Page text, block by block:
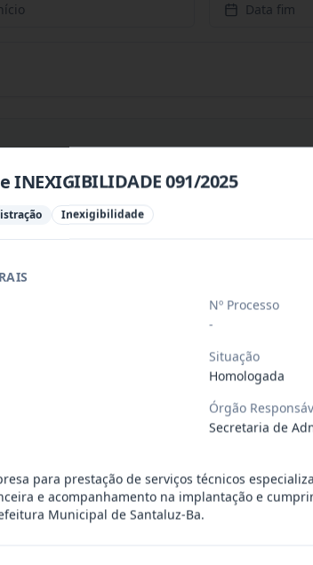
Data fim
PARA CONTRATAÇÃO DE EMPRESA PARA
PARA AQUISIÇÃO DE PRODUTOS
PARA FINS DE CREDENCIAMENTO DE
PARA FUTURA E EVENTUAL CONTRATAÇÃO DE
091/2025
Inexigibilidade
Nº Processo
-
Situação
Homologada
Órgão
Secretaria de
para prestação de serviços técnicos
e acompanhamento na implantação e
Municipal de Santaluz-Ba.